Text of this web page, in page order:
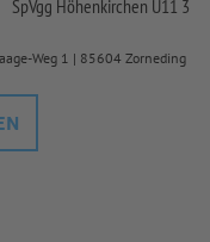
SpVgg Höhenkirchen U11 3
Weg 1 | 85604 Zorneding